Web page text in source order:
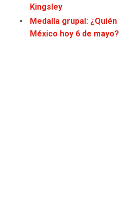
GIANTS
EAGLES
LAKERS
SUNS
Kingsley
Medalla grupal:
México hoy 6 de mayo?